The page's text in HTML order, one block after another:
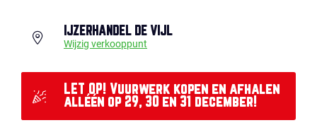
IJZERHANDEL DE VIJL
Wijzig verkooppunt
LET OP! Vuurwerk kopen en afhalen
alléén op 29, 30 en 31 december!